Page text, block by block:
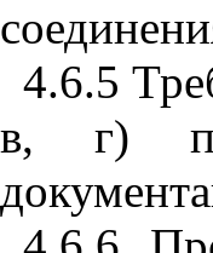
4.6.5
в, г)